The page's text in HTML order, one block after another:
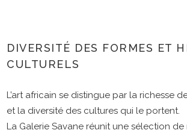
DIVERSITÉ DES FORMES ET
CULTURELS
L’art africain se distingue par la richesse
et la diversité des cultures qui le portent.
La Galerie Savane réunit une sélection de